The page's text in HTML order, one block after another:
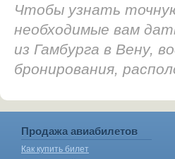
Чтобы узнать
необходимые вам
из Гамбурга в Вену,
бронирования,
Продажа авиабилетов
Как купить билет